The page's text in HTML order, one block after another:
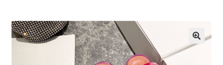
Контакты